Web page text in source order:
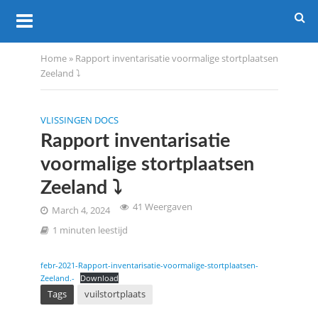
Home» Rapport inventarisatie voormalige stortplaatsen
Zeeland ⤵️
VLISSINGEN DOCS
Rapport inventarisatie
voormalige stortplaatsen
Zeeland ⤵️
March 4, 2024
41 Weergaven
1 minuten leestijd
febr-2021-Rapport-inventarisatie-voormalige-stortplaatsen-
Zeeland.-
Download
Tags vuilstortplaats